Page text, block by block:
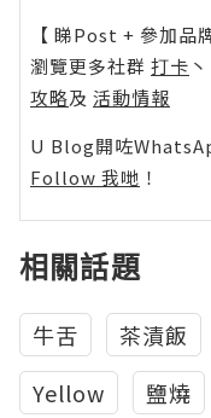
【 睇Post + 參加品
瀏覽更多社群 打卡 丶
攻略及 活動情報
U Blog開咗
Follow 我哋 ！
相關話題
牛舌 茶漬飯
Yellow
鹽燒